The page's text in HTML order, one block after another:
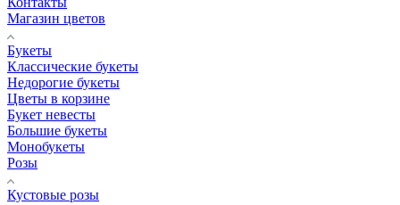
Магазин цветов
Букеты
Классические букеты
Недорогие букеты
Цветы в корзине
Букет невесты
Большие букеты
Монобукеты
Розы
Кустовые розы